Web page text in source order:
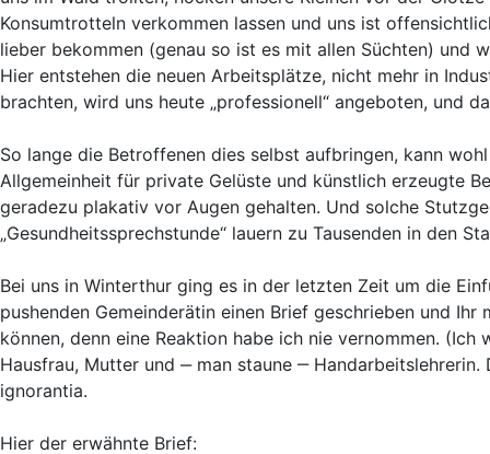
Konsumtrotteln verkommen lassen und uns ist
lieber bekommen (genau so ist es mit allen Süchten) und
Hier entstehen die neuen Arbeitsplätze, nicht mehr in
brachten, wird uns heute „professionell“ angeboten, und
So lange die Betroffenen dies selbst aufbringen, kann
Allgemeinheit für private Gelüste und künstlich erzeugte
geradezu plakativ vor Augen gehalten. Und solche
„Gesundheitssprechstunde“ lauern zu Tausenden in den
Bei uns in Winterthur ging es in der letzten Zeit um die
pushenden Gemeinderätin einen Brief geschrieben und
können, denn eine Reaktion habe ich nie vernommen.
Hausfrau, Mutter und ‒ man staune ‒
ignorantia.
Hier der erwähnte Brief: